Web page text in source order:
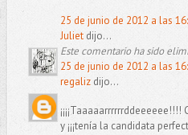
25 de junio de 2012 a las
Julietdijo...
Este comentario ha sido
25 de junio de 2012 a las
regalizdijo...
y ¡¡¡tenía la candidata